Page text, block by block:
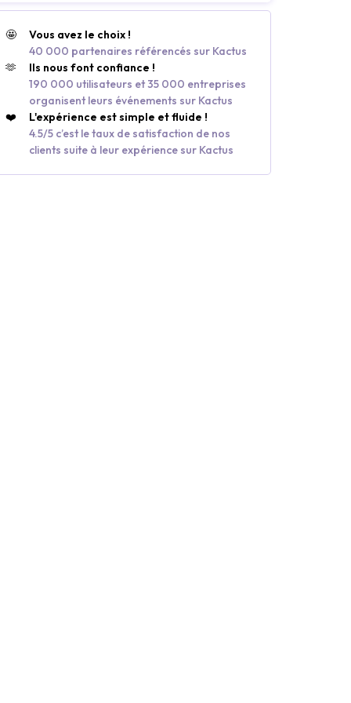
🤩
Vous avez le choix !
40 000 partenaires référencés sur Kactus
🫶
Ils nous font confiance !
190 000 utilisateurs et 35 000 entreprises
organisent leurs événements sur Kactus
❤️
L'expérience est simple et fluide !
4.5/5 c’est le taux de satisfaction de nos
clients suite à leur expérience sur Kactus